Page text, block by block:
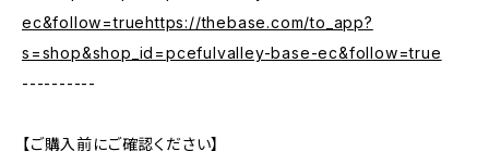
ec&follow=truehttps://thebase.com/to_app?
s=shop&shop_id=pcefulvalley-base-ec&follow=true
----------
【ご購入前にご確認ください】